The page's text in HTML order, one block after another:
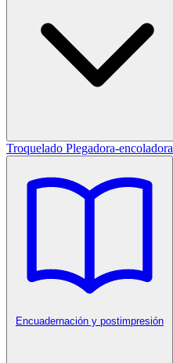
Troquelado Plegadora-encoladora
Encuadernación y postimpresión